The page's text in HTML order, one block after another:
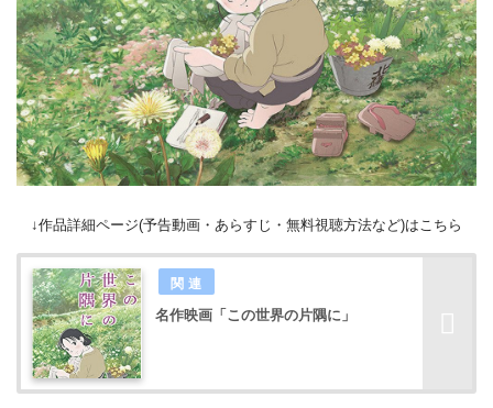
↓作品詳細ページ(予告動画・あらすじ・無料視聴方法など)はこちら
名作映画「この世界の片隅に」